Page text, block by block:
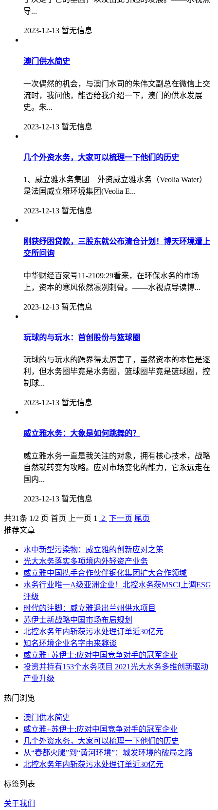
导...
2023-12-13 暂无信息
澳门供水简史
一次偶然的机会，与澳门水司的朱伟文副总在微信上交
流时，我问他，能否给我介绍一下，澳门的供水发展
史。朱...
2023-12-13 暂无信息
几个外资水务，大家可以梳理一下他们的历史
1、威立雅水务集团 外资威立雅水务（Veolia Water）
是法国威立雅环境集团(Veolia E...
2023-12-13 暂无信息
刚获纾困贷款，三股东就公布清仓计划！博天环境遭上
交所问询
中华财经百家号11-2109:29看来，在环保水务的市场
上，资本的寒风依然凛冽刺骨。——水视点导读博...
2023-12-13 暂无信息
玩球的与玩水：首创股份与篮球圈
玩球的与玩水的跨界得太厉害了，虽然资本的本性是逐
利，但水务圈毕竟是水务圈，篮球圈毕竟是篮球圈，控
制球...
2023-12-13 暂无信息
威立雅水务：大象是如何跳舞的？
威立雅水务一直是我关注的对象，拥有核心技术，战略
自然就转变为攻略。应对市场变化的能力，它永远走在
国内...
2023-12-13 暂无信息
共31条 1/2 页 首页 上一页 1 2 下一页 尾页
推荐文章
水中新型污染物：威立雅的创新应对之策
光大水务落实多项境内外轻资产业务
威立雅中国携手合作伙伴铜化集团扩大合作领域
水务行业唯一A级亚洲企业！北控水务获MSCI上调ESG
评级
时代的注脚：威立雅退出兰州供水项目
苏伊士新战略中国市场布局规划
北控水务年内斩获污水处理订单近30亿元
知名环境企业名字由来趣谈
威立雅+苏伊士:应对中国竞争对手的冠军企业
投资并持有153个水务项目 2021光大水务多维创新驱动
产业升级
热门浏览
澳门供水简史
威立雅+苏伊士:应对中国竞争对手的冠军企业
几个外资水务，大家可以梳理一下他们的历史
从“春都火腿”到“黄河环境”：城发环境的破局之路
北控水务年内斩获污水处理订单近30亿元
标签列表
关于我们